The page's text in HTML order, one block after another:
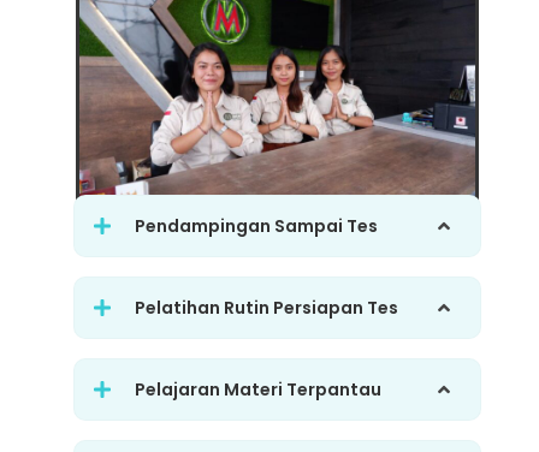
Pendampingan Sampai Tes
Pelatihan Rutin Persiapan Tes
Pelajaran Materi Terpantau